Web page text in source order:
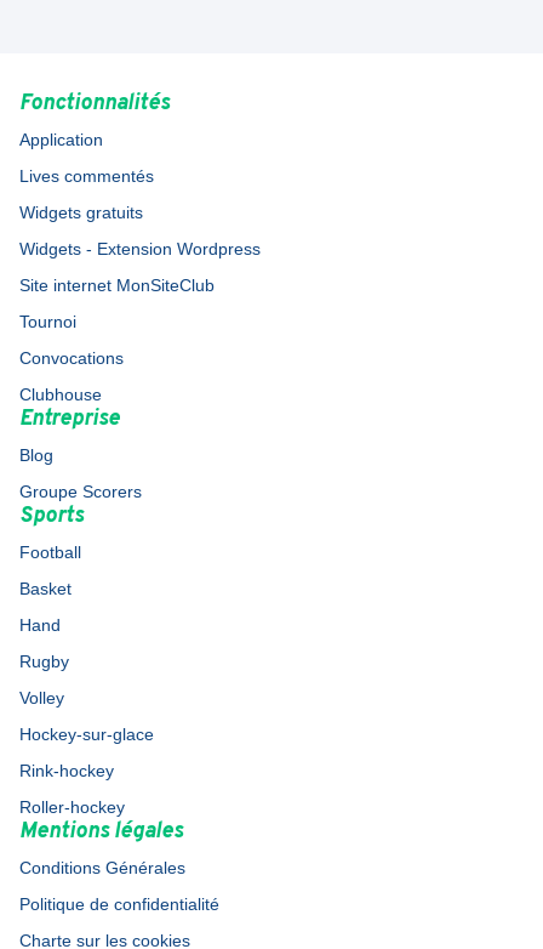
Fonctionnalités
Application
Lives commentés
Widgets gratuits
Widgets - Extension Wordpress
Site internet MonSiteClub
Tournoi
Convocations
Clubhouse
Entreprise
Blog
Groupe Scorers
Sports
Football
Basket
Hand
Rugby
Volley
Hockey-sur-glace
Rink-hockey
Roller-hockey
Mentions légales
Conditions Générales
Politique de confidentialité
Charte sur les cookies